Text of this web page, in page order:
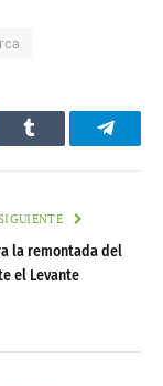
Tumblr
la remontada del
el Levante